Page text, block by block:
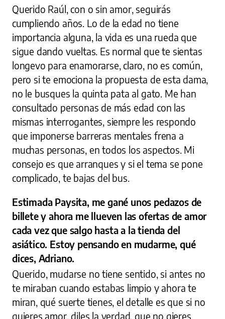
Querido Raúl, con o sin amor, seguirás
cumpliendo años. Lo de la edad no tiene
importancia alguna, la vida es una rueda que
sigue dando vueltas. Es normal que te sientas
longevo para enamorarse, claro, no es común,
pero si te emociona la propuesta de esta dama,
no le busques la quinta pata al gato. Me han
consultado personas de más edad con las
mismas interrogantes, siempre les respondo
que imponerse barreras mentales frena a
muchas personas, en todos los aspectos. Mi
consejo es que arranques y si el tema se pone
complicado, te bajas del bus.
Estimada Paysita, me gané unos pedazos de
billete y ahora me llueven las ofertas de amor
cada vez que salgo hasta a la tienda del
asiático. Estoy pensando en mudarme, qué
dices, Adriano.
Querido, mudarse no tiene sentido, si antes no
te miraban cuando estabas limpio y ahora te
miran, qué suerte tienes, el detalle es que si no
quieres amor, diles la verdad, que no qieres